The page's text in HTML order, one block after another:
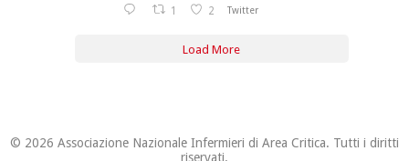
1 2 Twitter
Load More
© 2026 Associazione Nazionale Infermieri di Area Critica. Tutti i diritti
riservati.